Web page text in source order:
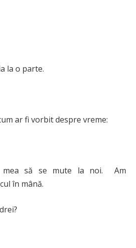
la o parte.
ar fi vorbit despre vreme:
mea să se mute la noi. Am
în mână.